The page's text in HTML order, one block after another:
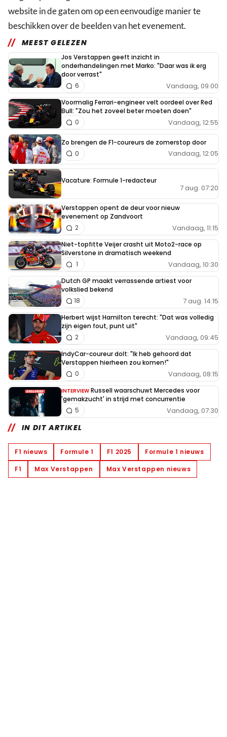
website in de gaten om op een eenvoudige manier te
beschikken over de beelden van het evenement.
MEEST GELEZEN
Jos Verstappen geeft inzicht in
onderhandelingen met Marko: "Daar was ik erg
door verrast"
Vandaag, 09:00
6
Voormalig Ferrari-engineer velt oordeel over Red
Bull: "Zou het zoveel beter moeten doen"
Vandaag, 12:55
0
Zo brengen de F1-coureurs de zomerstop door
Vandaag, 12:05
0
Vacature: Formule 1-redacteur
7 aug. 07:20
Verstappen opent de deur voor nieuw
evenement op Zandvoort
Vandaag, 11:15
2
Niet-topfitte Veijer crasht uit Moto2-race op
Silverstone in dramatisch weekend
Vandaag, 10:30
1
Dutch GP maakt verrassende artiest voor
volkslied bekend
7 aug. 14:15
18
Herbert wijst Hamilton terecht: "Dat was volledig
zijn eigen fout, punt uit"
Vandaag, 09:45
2
IndyCar-coureur dolt: "Ik heb gehoord dat
Verstappen hierheen zou komen!"
Vandaag, 08:15
0
INTERVIEW Russell waarschuwt Mercedes voor
'gemakzucht' in strijd met concurrentie
Vandaag, 07:30
5
IN DIT ARTIKEL
F1 nieuws Formule 1 F1 2025
Formule 1 nieuws
F1
Max Verstappen Max Verstappen nieuws